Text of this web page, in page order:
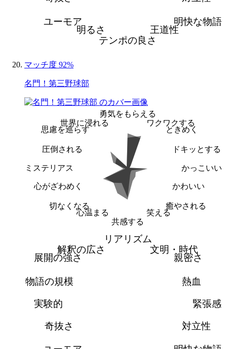
明快な物語
王道性
テンポの良さ
明るさ
ユーモア
マッチ度 92%
名門！第三野球部
勇気をもらえる
ワクワクする
ときめく
ドキッとする
かっこいい
かわいい
癒やされる
笑える
共感する
心温まる
切なくなる
心がざわめく
ミステリアス
圧倒される
思慮を巡らす
世界に浸れる
リアリズム
文明・時代
親密さ
熱血
緊張感
対立性
奇抜さ
実験的
物語の規模
展開の強さ
解釈の広さ